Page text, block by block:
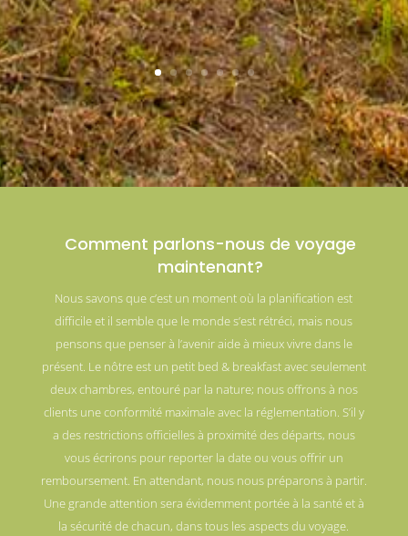
Comment parlons-nous de voyage
maintenant?
Nous savons que c’est un moment où la planification est
difficile et il semble que le monde s’est rétréci, mais nous
pensons que penser à l’avenir aide à mieux vivre dans le
présent. Le nôtre est un petit bed & breakfast avec seulement
deux chambres, entouré par la nature; nous offrons à nos
clients une conformité maximale avec la réglementation. S’il y
a des restrictions officielles à proximité des départs, nous
vous écrirons pour reporter la date ou vous offrir un
remboursement. En attendant, nous nous préparons à partir.
Une grande attention sera évidemment portée à la santé et à
la sécurité de chacun, dans tous les aspects du voyage.